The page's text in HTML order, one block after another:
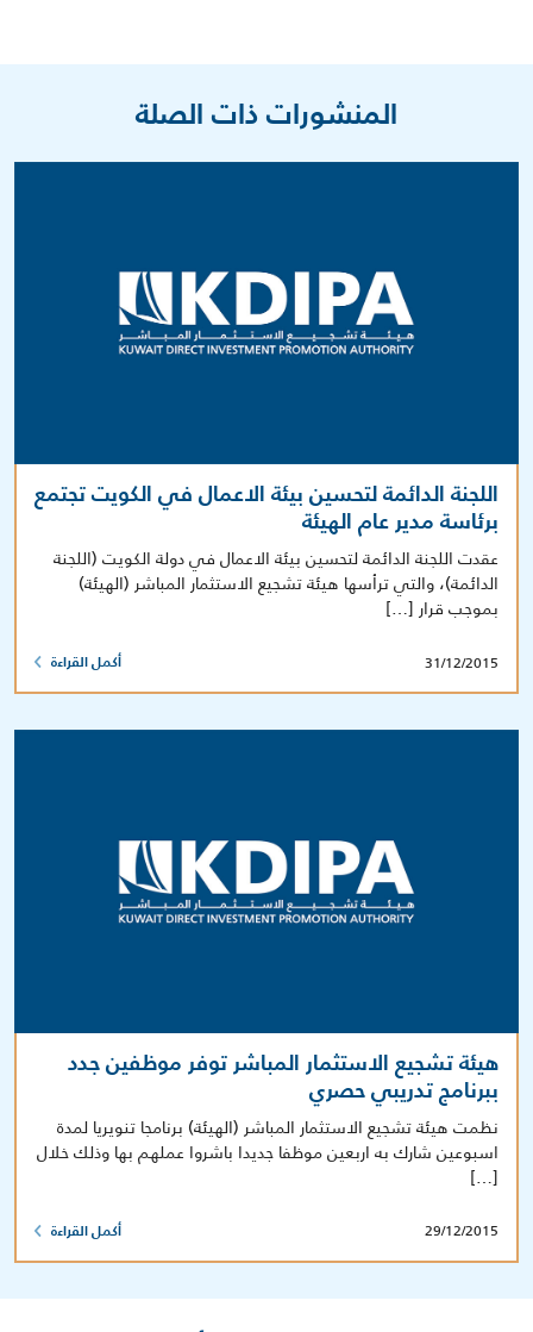
المنشورات ذات الصلة
اللجنة الدائمة لتحسين بيئة الاعمال في الكويت تجتمع
برئاسة مدير عام الهيئة
عقدت اللجنة الدائمة لتحسين بيئة الاعمال في دولة الكويت (اللجنة
الدائمة)، والتي ترأسها هيئة تشجيع الاستثمار المباشر (الهيئة)
بموجب قرار […]
31/12/2015 أكمل القراءة
هيئة تشجيع الاستثمار المباشر توفر موظفين جدد
ببرنامج تدريبي حصري
نظمت هيئة تشجيع الاستثمار المباشر (الهيئة) برنامجا تنويريا لمدة
اسبوعين شارك به اربعين موظفا جديدا باشروا عملهم بها وذلك خلال
[…]
29/12/2015 أكمل القراءة